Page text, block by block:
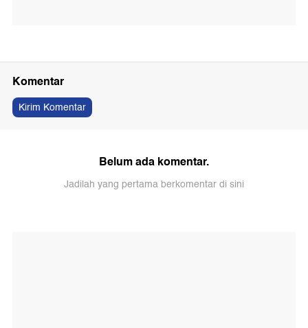
Komentar
Kirim Komentar
Belum ada komentar.
Jadilah yang pertama berkomentar di sini